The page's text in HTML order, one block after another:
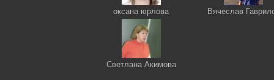
оксана юрлова Вячеслав
Светлана Акимова